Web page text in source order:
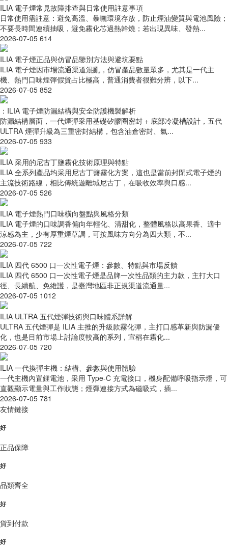
ILIA 電子煙常見故障排查與日常使用註意事項
日常使用需註意：避免高溫、暴曬環境存放，防止煙油變質與電池風險；
不要長時間連續抽吸，避免霧化芯過熱幹燒；若出現異味、發熱...
2026-07-05 614
ILIA 電子煙正品與仿冒品鑒別方法與避坑要點
ILIA 電子煙因市場流通渠道混亂，仿冒產品數量眾多，尤其是一代主
機、熱門口味煙彈假貨占比極高，普通消費者很難分辨，以下...
2026-07-05 852
：ILIA 電子煙防漏結構與安全防護機製解析
防漏結構層面，一代煙彈采用基礎矽膠圈密封 + 底部冷凝槽設計，五代
ULTRA 煙彈升級為三重密封結構，包含油倉密封、氣...
2026-07-05 933
ILIA 采用的尼古丁鹽霧化技術原理與特點
ILIA 全系列產品均采用尼古丁鹽霧化方案，這也是當前封閉式電子煙的
主流技術路線，相比傳統遊離堿尼古丁，在吸收效率與口感...
2026-07-05 526
ILIA 電子煙熱門口味橫向盤點與風格分類
ILIA 電子煙的口味調香偏向年輕化、清甜化，整體風格以高果香、適中
涼感為主，少有厚重煙草調，可按風味方向分為四大類，不...
2026-07-05 722
ILIA 四代 6500 口一次性電子煙：參數、特點與市場反饋
ILIA 四代 6500 口一次性電子煙是品牌一次性品類的主力款，主打大口
徑、長續航、免維護，是臺灣地區非正規渠道流通量...
2026-07-05 1012
ILIA ULTRA 五代煙彈技術與口味體系詳解
ULTRA 五代煙彈是 ILIA 主推的升級款霧化彈，主打口感革新與防漏優
化，也是目前市場上討論度較高的系列，宣稱在霧化...
2026-07-05 720
ILIA 一代換彈主機：結構、參數與使用體驗
一代主機內置鋰電池，采用 Type-C 充電接口，機身配備呼吸指示燈，可
直觀顯示電量與工作狀態；煙彈連接方式為磁吸式，插...
2026-07-05 781
友情鏈接
好
正品保障
好
品類齊全
好
貨到付款
好